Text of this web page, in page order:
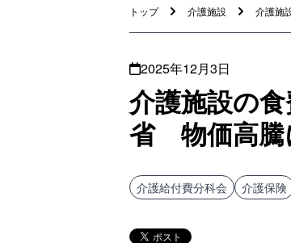
トップ 介護施設 介護施
2025年12月3日
介護施設の
省 物価高騰
介護給付費分科会 介護保険